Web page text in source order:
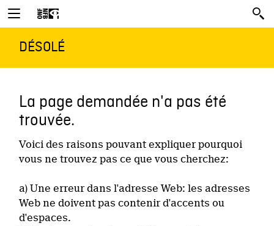
DÉSOLÉ
La page demandée n'a pas été
trouvée.
Voici des raisons pouvant expliquer pourquoi
vous ne trouvez pas ce que vous cherchez:
a) Une erreur dans l'adresse Web: les adresses
Web ne doivent pas contenir d'accents ou
d'espaces.